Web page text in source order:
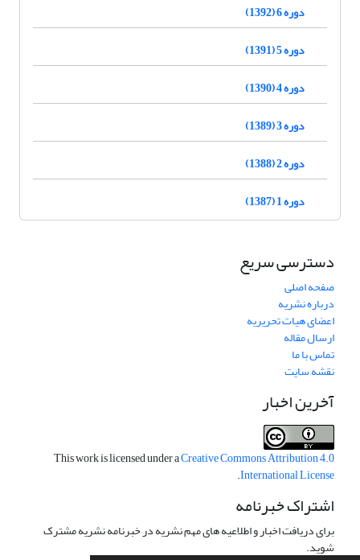
دوره 6 (1392)
دوره 5 (1391)
دوره 4 (1390)
دوره 3 (1389)
دوره 2 (1388)
دوره 1 (1387)
دسترسی سریع
صفحه اصلی
درباره نشریه
اعضای هیات تحریریه
ارسال مقاله
تماس با ما
نقشه سایت
آخرین اخبار
This work is licensed under aCreative Commons Attribution 4.0
International License
.
اشتراک خبرنامه
برای دریافت اخبار و اطلاعیه های مهم نشریه در خبرنامه نشریه مشترک
شوید.